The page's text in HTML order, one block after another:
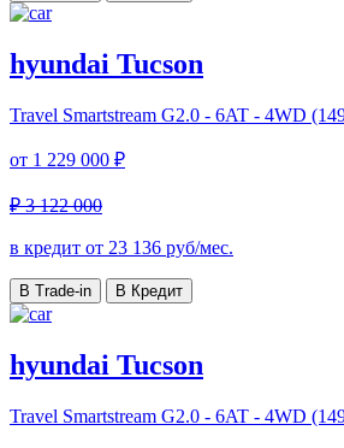
hyundai Tucson
Travel Smartstream G2.0 - 6AT - 4WD
от 1 229 000 ₽
₽ 3 122 000
в кредит от 23 136 руб/мес.
В Trade-in В Кредит
hyundai Tucson
Travel Smartstream G2.0 - 6AT - 4WD